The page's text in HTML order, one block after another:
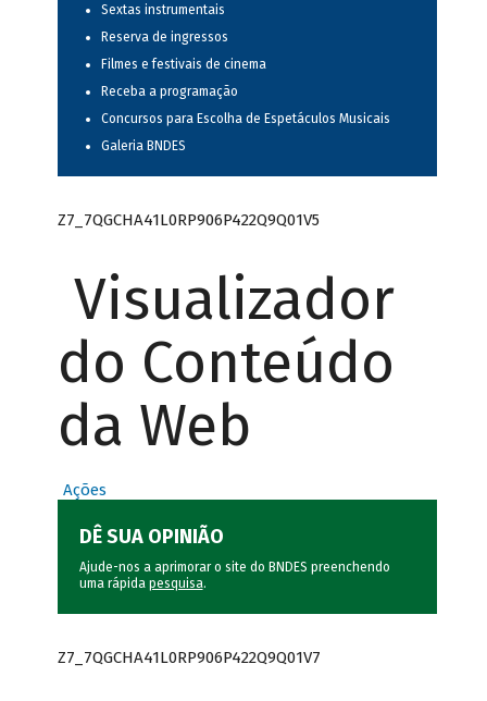
Sextas instrumentais
Reserva de ingressos
Filmes e festivais de cinema
Receba a programação
Concursos para Escolha de Espetáculos Musicais
Galeria BNDES
Z7_7QGCHA41L0RP906P422Q9Q01V5
Visualizador
do Conteúdo
da Web
Ações
DÊ SUA OPINIÃO
Ajude-nos a aprimorar o site do BNDES preenchendo
uma rápida pesquisa.
Z7_7QGCHA41L0RP906P422Q9Q01V7